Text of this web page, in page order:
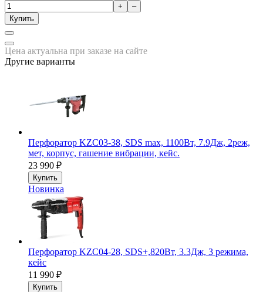
+
–
Купить
Цена актуальна при заказе на сайте
Другие варианты
Перфоратор KZC03-38, SDS max, 1100Вт, 7.9Дж, 2реж,
мет, корпус, гашение вибрации, кейс.
23 990 ₽
Купить
Новинка
Перфоратор KZC04-28, SDS+,820Вт, 3.3Дж, 3 режима,
кейс
11 990 ₽
Купить